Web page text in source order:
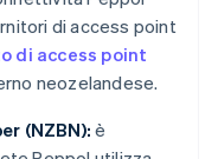
di access point
di access point
neozelandese.
(NZBN): è